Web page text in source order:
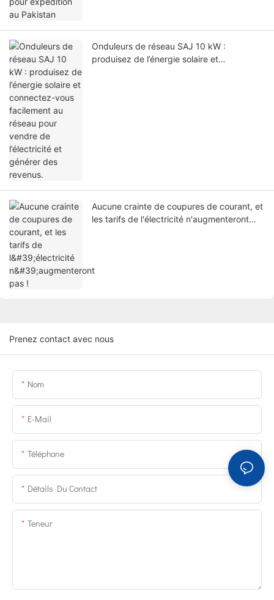
Onduleurs de réseau SAJ 10 kW :
produisez de l’énergie solaire et
Aucune crainte de coupures de courant, et
les tarifs de l'électricité n'augmenteront
Prenez contact avec nous
Nom
E-Mail
Téléphone
Détails Du Contact
Teneur